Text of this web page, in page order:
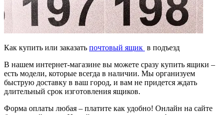
Как купить или заказать почтовый ящик в подъезд
В нашем интернет-магазине вы можете сразу купить ящики –
есть модели, которые всегда в наличии. Мы организуем
быструю доставку в ваш город, и вам не придется ждать
длительный срок изготовления ящиков.
Форма оплаты любая – платите как удобно! Онлайн на сайте